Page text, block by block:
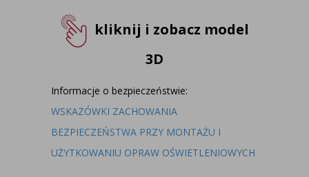
kliknij i zobacz model
3D
Informacje o bezpieczeństwie:
WSKAZÓWKI ZACHOWANIA
BEZPIECZEŃSTWA PRZY MONTAŻU I
UŻYTKOWANIU OPRAW OŚWIETLENIOWYCH